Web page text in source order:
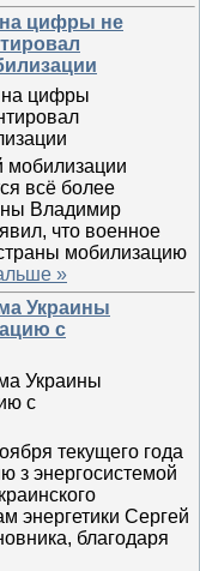
на цифры не
всё более
Владимир
что военное
мобилизацию
»
Украины
с
текущего года
з энергосистемой
энергетики Сергей
благодаря